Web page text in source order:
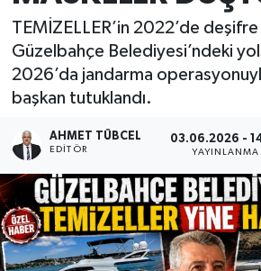
TEMİZELLER’in 2022’de
Güzelbahçe Belediyesi’ndeki
2026’da jandarma
başkan tutuklandı.
AHMET TÜBCEL
EDITÖR
03.06.2026 -
YAYINLANMA
SİYASET
Haber Arşivi